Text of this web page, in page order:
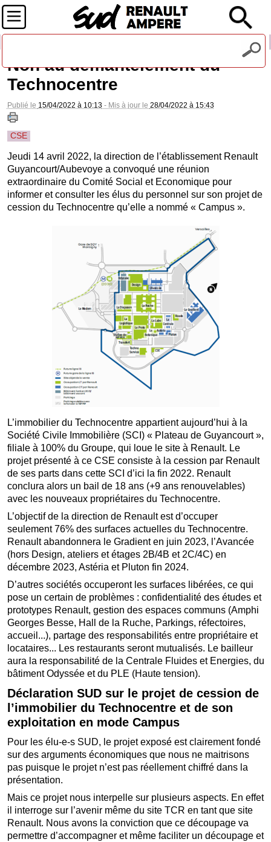
Non au démantèlement du
Technocentre
Publié le 15/04/2022 à 10:13- Mis à jour le 28/04/2022 à 15:43
CSE
Jeudi 14 avril 2022, la direction de l’établissement Renault
Guyancourt/Aubevoye a convoqué une réunion
extraordinaire du Comité Social et Economique pour
informer et consulter les élus du personnel sur son projet de
cession du Technocentre qu’elle a nommé « Campus ».
L’immobilier du Technocentre appartient aujourd’hui à la
Société Civile Immobilière (SCI) « Plateau de Guyancourt »,
filiale à 100% du Groupe, qui loue le site à Renault. Le
projet présenté à ce CSE consiste à la cession par Renault
de ses parts dans cette SCI d’ici la fin 2022. Renault
conclura alors un bail de 18 ans (+9 ans renouvelables)
avec les nouveaux propriétaires du Technocentre.
L’objectif de la direction de Renault est d’occuper
seulement 76% des surfaces actuelles du Technocentre.
Renault abandonnera le Gradient en juin 2023, l’Avancée
(hors Design, ateliers et étages 2B/4B et 2C/4C) en
décembre 2023, Astéria et Pluton fin 2024.
D’autres sociétés occuperont les surfaces libérées, ce qui
pose un certain de problèmes : confidentialité des études et
prototypes Renault, gestion des espaces communs (Amphi
Georges Besse, Hall de la Ruche, Parkings, réfectoires,
accueil...), partage des responsabilités entre propriétaire et
locataires... Les restaurants seront mutualisés. Le bailleur
aura la responsabilité de la Centrale Fluides et Energies, du
bâtiment Odyssée et du PLE (Haute tension).
Déclaration SUD sur le projet de cession de
l’immobilier du Technocentre et de son
exploitation en mode Campus
Pour les élu-e-s SUD, le projet exposé est clairement fondé
sur des arguments économiques que nous ne maitrisons
pas puisque le projet n’est pas réellement chiffré dans la
présentation.
Mais ce projet nous interpelle sur plusieurs aspects. En effet
il interroge sur l’avenir même du site TCR en tant que site
Renault. Nous avons la conviction que ce découpage va
permettre d’accompagner et même faciliter un découpage et